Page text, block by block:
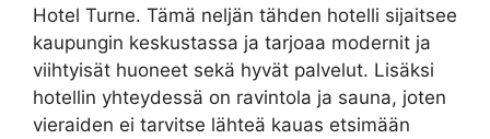
Hotel Turne. Tämä neljän tähden hotelli sijaitsee
kaupungin keskustassa ja tarjoaa modernit ja
viihtyisät huoneet sekä hyvät palvelut. Lisäksi
hotellin yhteydessä on ravintola ja sauna, joten
vieraiden ei tarvitse lähteä kauas etsimään